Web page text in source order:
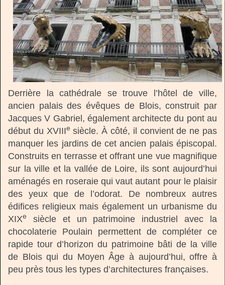
Derrière la cathédrale se trouve l’hôtel de ville,
ancien palais des évêques de Blois, construit par
Jacques V Gabriel, également architecte du pont au
début du XVIIIe siècle. À côté, il convient de ne pas
manquer les jardins de cet ancien palais épiscopal.
Construits en terrasse et offrant une vue magnifique
sur la ville et la vallée de Loire, ils sont aujourd’hui
aménagés en roseraie qui vaut autant pour le plaisir
des yeux que de l’odorat. De nombreux autres
édifices religieux mais également un urbanisme du
XIXe
siècle et un patrimoine industriel avec la
chocolaterie Poulain permettent de compléter ce
rapide tour d’horizon du patrimoine bâti de la ville
de Blois qui du Moyen Âge à aujourd’hui, offre à
peu près tous les types d’architectures françaises.